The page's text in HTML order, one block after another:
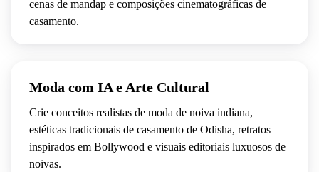
cenas de mandap e composições cinematográficas de
casamento.
Moda com IA e Arte Cultural
Crie conceitos realistas de moda de noiva indiana,
estéticas tradicionais de casamento de Odisha, retratos
inspirados em Bollywood e visuais editoriais luxuosos de
noivas.